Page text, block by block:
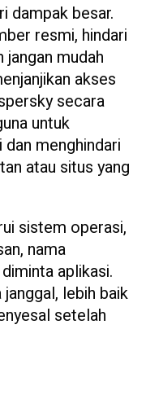
dampak besar.
resmi, hindari
mudah
akses
secara
untuk
menghindari
atau situs yang
sistem operasi,
nama
aplikasi.
lebih baik
setelah